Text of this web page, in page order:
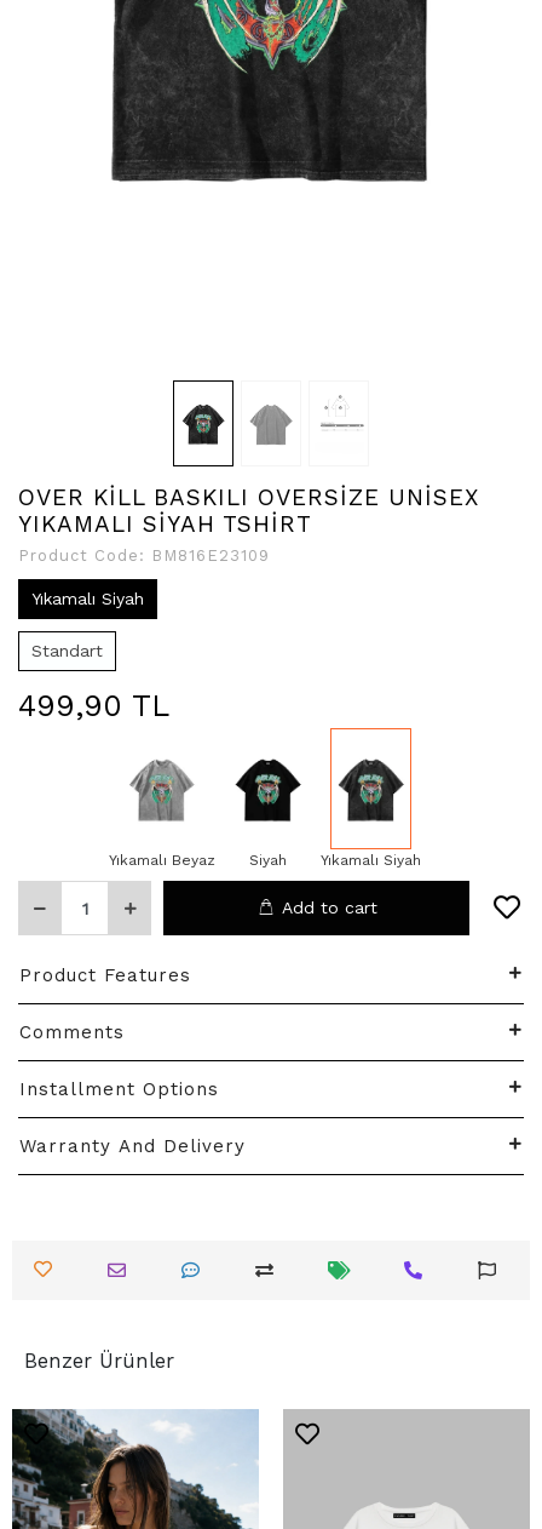
OVER KİLL BASKILI OVERSİZE UNİSEX
YIKAMALI SİYAH TSHİRT
Product Code: BM816E23109
Yıkamalı Siyah
Standart
499,90 TL
Yıkamalı Beyaz Siyah Yıkamalı Siyah
Add to cart
Product Features
Comments
Installment Options
Warranty And Delivery
Benzer Ürünler